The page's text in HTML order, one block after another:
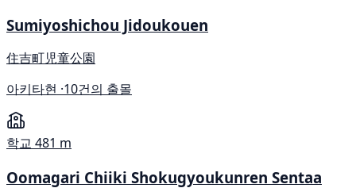
Sumiyoshichou Jidoukouen
住吉町児童公園
아키타현 ·10건의 출몰
학교 481 m
Oomagari Chiiki Shokugyoukunren Sentaa